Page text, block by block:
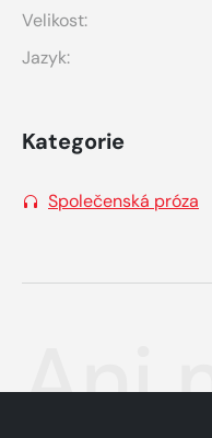
Velikost:
Jazyk:
Kategorie
Společenská próza
Ani